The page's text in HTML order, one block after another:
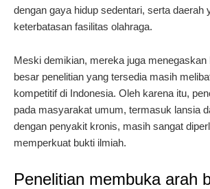
dengan gaya hidup sedentari, serta daerah
keterbatasan fasilitas olahraga.
Meski demikian, mereka juga menegaskan
besar penelitian yang tersedia masih
kompetitif di Indonesia. Oleh karena itu,
pada masyarakat umum, termasuk lansia
dengan penyakit kronis, masih sangat
memperkuat bukti ilmiah.
Penelitian membuka arah